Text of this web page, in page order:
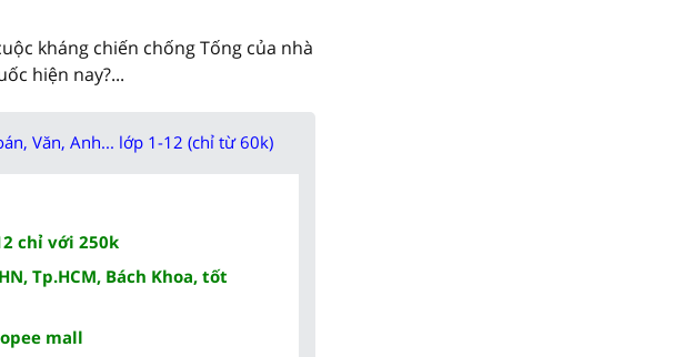
kháng chiến chống Tống của nhà
hiện nay?...
Văn, Anh... lớp 1-12 (chỉ từ 60k)
chỉ với 250k
Tp.HCM, Bách Khoa, tốt
mall